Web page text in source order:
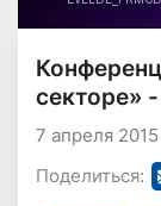
секторе»
7 апреля 2015
Поделиться: